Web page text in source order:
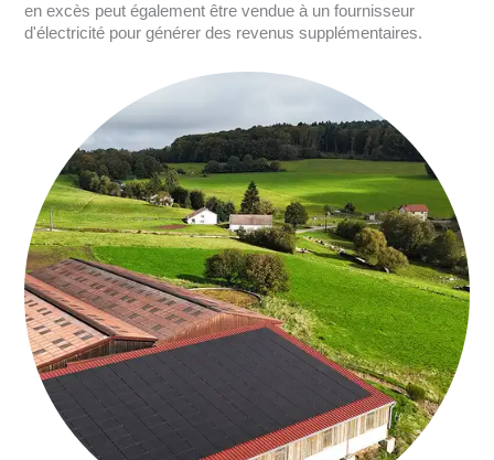
en excès peut également être vendue à un fournisseur
d'électricité pour générer des revenus supplémentaires.